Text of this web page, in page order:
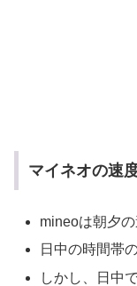
マイネオの速
mineoは朝夕
日中の時間帯
しかし、日中